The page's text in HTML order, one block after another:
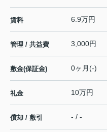
賃料 6.9万円
管理 / 共益費 3,000円
敷金(保証金) 0ヶ月(-)
礼金 10万円
償却 / 敷引 - / -